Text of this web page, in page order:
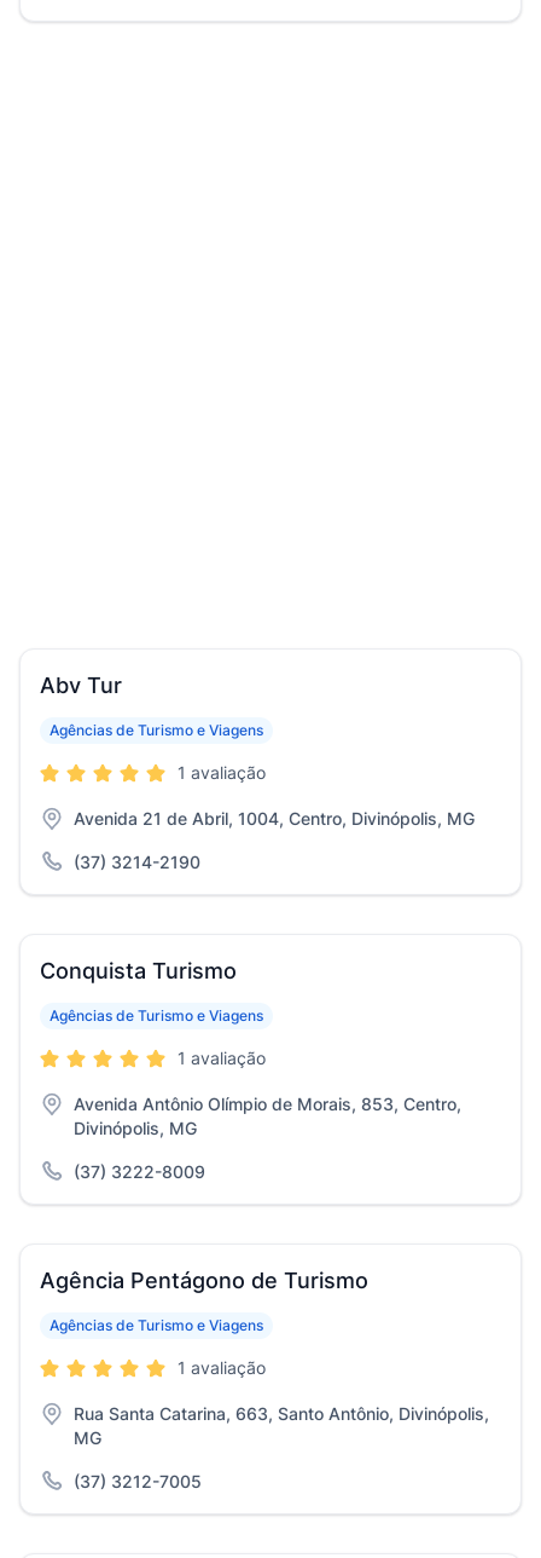
Abv Tur
Agências de Turismo e Viagens
1 avaliação
Avenida 21 de Abril, 1004, Centro, Divinópolis, MG
(37) 3214-2190
Conquista Turismo
Agências de Turismo e Viagens
1 avaliação
Avenida Antônio Olímpio de Morais, 853, Centro,
Divinópolis, MG
(37) 3222-8009
Agência Pentágono de Turismo
Agências de Turismo e Viagens
1 avaliação
Rua Santa Catarina, 663, Santo Antônio, Divinópolis,
MG
(37) 3212-7005